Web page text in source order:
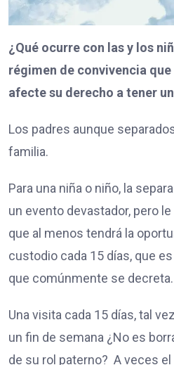
¿Qué ocurre con las y los
régimen de convivencia
afecte su derecho a tener
Los padres aunque
familia.
Para una niña o niño, la
un evento devastador, pero
que al menos tendrá la
custodio cada 15 días, que
que comúnmente se decreta.
Una visita cada 15 días, tal
un fin de semana ¿No es
de su rol paterno? A veces